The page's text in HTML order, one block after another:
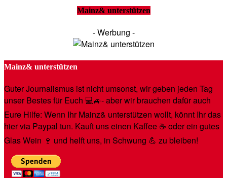
Mainz& unterstützen
- Werbung -
Mainz& unterstützen
Guter Journalismus ist nicht umsonst, wir geben jeden Tag
unser Bestes für Euch 💻🚙- aber wir brauchen dafür auch
Eure Hilfe: Wenn Ihr Mainz& unterstützen wollt, könnt Ihr das
hier via Paypal tun. Kauft uns einen Kaffee ☕️ oder ein gutes
Glas Wein 🍷 und helft uns, in Schwung 💪 zu bleiben!